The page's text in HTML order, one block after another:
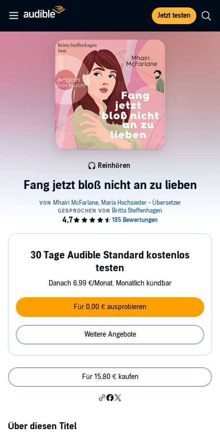
Jetzt testen
Fang jetzt bloß nicht an zu lieben
Reinhören
30 Tage Audible Standard kostenlos
testen
Danach 6,99 €/Monat. Monatlich kündbar
Für 0,00 € ausprobieren
Weitere Angebote
Für 15,80 € kaufen
Über diesen Titel